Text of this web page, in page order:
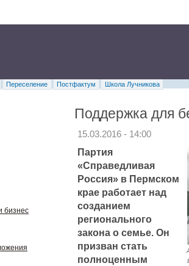
Переселение Постфактум
Школа Лучникова
Поддержка для
15.03.2016 - 14:00
Партия
«Справедливая
Россия» в Пермском
крае работает над
созданием
регионального
закона о семье. Он
призван стать
полноценным
бизнес